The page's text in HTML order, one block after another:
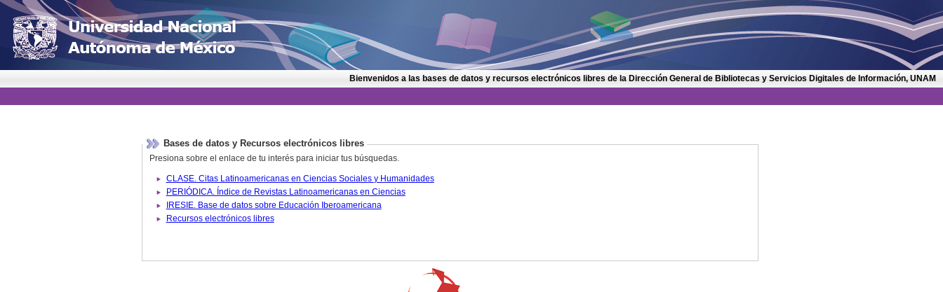
Bienvenidos a las bases de datos y recursos electrónicos libres de la Dirección General de Bibliotecas y Servicios Digitales de Información, UNAM
Bases de datos y Recursos electrónicos libres
Presiona sobre el enlace de tu interés para iniciar tus búsquedas.
CLASE. Citas Latinoamericanas en Ciencias Sociales y Humanidades
PERIÓDICA. Índice de Revistas Latinoamericanas en Ciencias
IRESIE. Base de datos sobre Educación Iberoamericana
Recursos electrónicos libres